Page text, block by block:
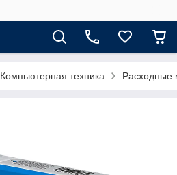
Компьютерная техника Расходные